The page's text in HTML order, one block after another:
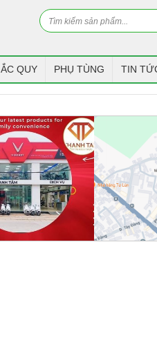
ẮC QUY PHỤ TÙNG TIN